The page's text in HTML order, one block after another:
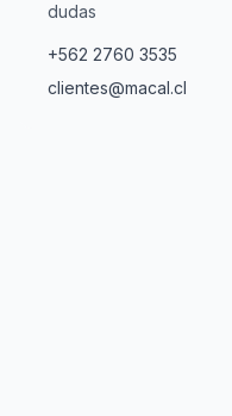
dudas
+562 2760 3535
clientes@macal.cl